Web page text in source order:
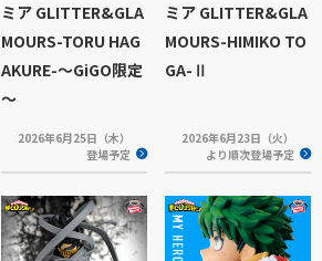
ミア GLITTER&GLA
MOURS-TORU HAG
AKURE-～GiGO限定
～
2026年6月25日（木）
登場予定
ミア GLITTER&GLA
MOURS-HIMIKO TO
GA-Ⅱ
2026年6月23日（火）
より順次登場予定